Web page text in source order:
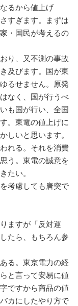
るから値上げ
すぎます。まずは
・国民が考えるの
り、又不測の事故
及びます。国が東
るせません。原発
なく、国が行うべ
も国が行い、全国
。東電の値上げに
しいと思います。
れる。それを消費
う。東電の誠意を
たい。
考慮しても唐突で
ますが「反対運
たら、もちろん参
る。東京電力の経
と言って安易に値
ですから商品の値
カにしたやり方で